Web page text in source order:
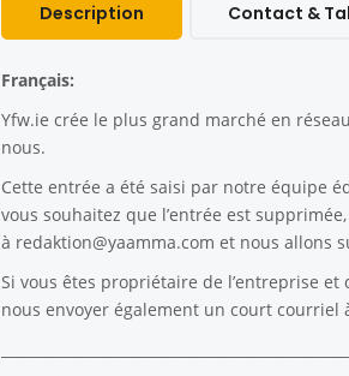
Description Contact &
Français:
Yfw.ie crée le plus grand marché en
nous.
Cette entrée a été saisi par notre équipe
vous souhaitez que l’entrée est
à redaktion@yaamma.com et nous allons
Si vous êtes propriétaire de l’entreprise et
nous envoyer également un court courriel